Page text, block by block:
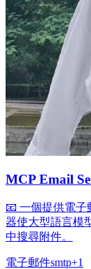
MCP Email
📧 一個提供電子
器使大型語言模
中搜尋附件。
電子郵件smtp+1